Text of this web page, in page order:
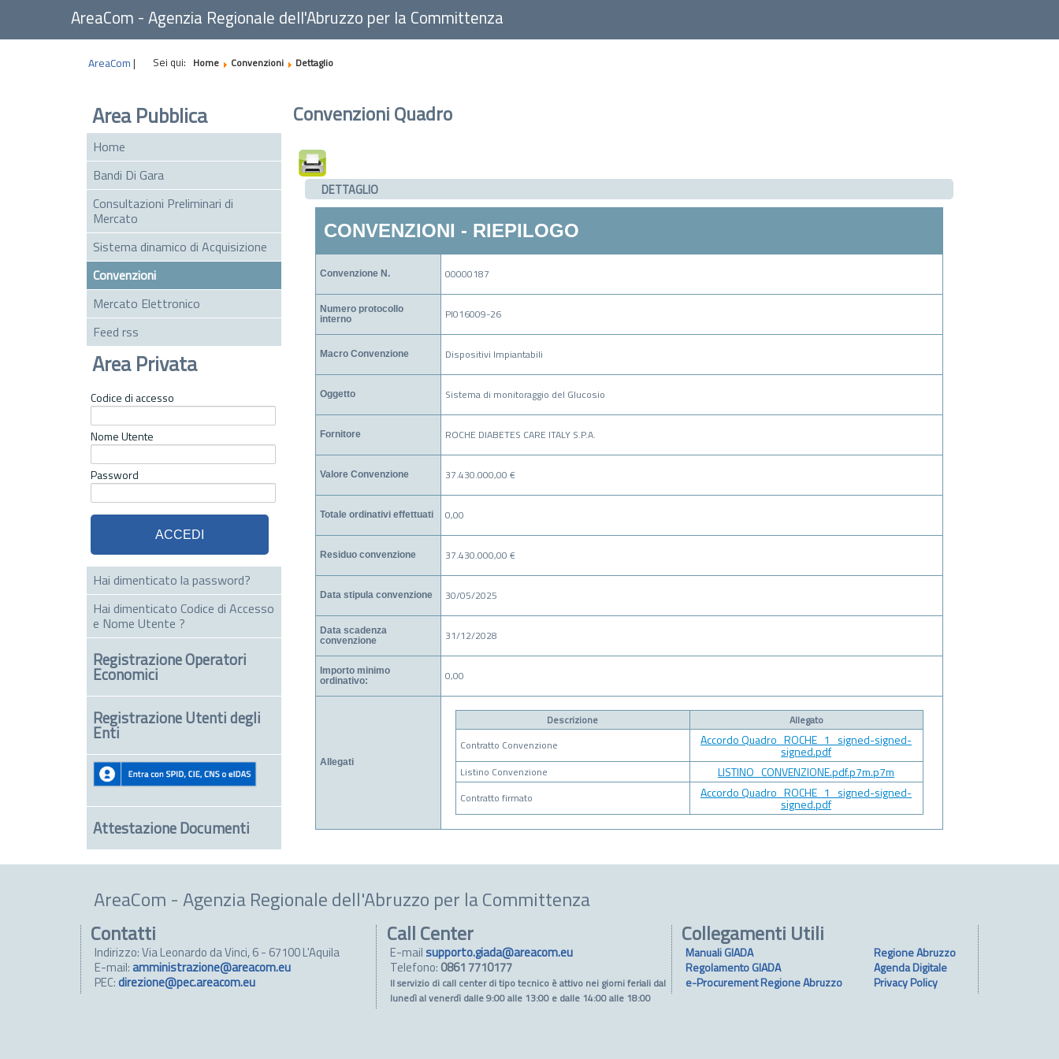
AreaCom - Agenzia Regionale dell'Abruzzo per la Committenza
AreaCom | Sei qui: Home Convenzioni Dettaglio
Area Pubblica
Home
Bandi Di Gara
Consultazioni Preliminari di
Mercato
Sistema dinamico di Acquisizione
Convenzioni
Mercato Elettronico
Feed rss
Area Privata
Codice di accesso
Nome Utente
Password
Hai dimenticato la password?
Hai dimenticato Codice di Accesso
e Nome Utente ?
Registrazione Operatori
Economici
Registrazione Utenti degli
Enti
Attestazione Documenti
Convenzioni Quadro
DETTAGLIO
CONVENZIONI - RIEPILOGO
Convenzione N. 00000187
Numero protocollo
interno
PI016009-26
Macro Convenzione Dispositivi Impiantabili
Oggetto Sistema di monitoraggio del Glucosio
Fornitore ROCHE DIABETES CARE ITALY S.P.A.
Valore Convenzione 37.430.000,00 €
Totale ordinativi effettuati 0,00
Residuo convenzione 37.430.000,00 €
Data stipula convenzione 30/05/2025
Data scadenza
convenzione
31/12/2028
Importo minimo
ordinativo:
0,00
Allegati
Descrizione
Allegato
Contratto Convenzione
Accordo Quadro_ROCHE_1_signed-signed-
signed.pdf
Listino Convenzione LISTINO_CONVENZIONE.pdf.p7m.p7m
Contratto firmato Accordo Quadro_ROCHE_1_signed-signed-
signed.pdf
AreaCom - Agenzia Regionale dell'Abruzzo per la Committenza
Contatti
Indirizzo: Via Leonardo da Vinci, 6 - 67100 L'Aquila
E-mail: amministrazione@areacom.eu
PEC:direzione@pec.areacom.eu
Collegamenti Utili
Manuali GIADA
Regolamento GIADA
e-Procurement Regione Abruzzo
Regione Abruzzo
Agenda Digitale
Privacy Policy
Call Center
E-mail supporto.giada@areacom.eu
Telefono: 0861 7710177
Il servizio di call center di tipo tecnico è attivo nei giorni feriali dal
lunedì al venerdì dalle 9:00 alle 13:00 e dalle 14:00 alle 18:00